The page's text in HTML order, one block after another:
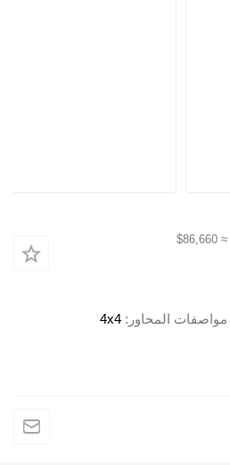
≈ $86,660
مواصفات المحاور
4x4